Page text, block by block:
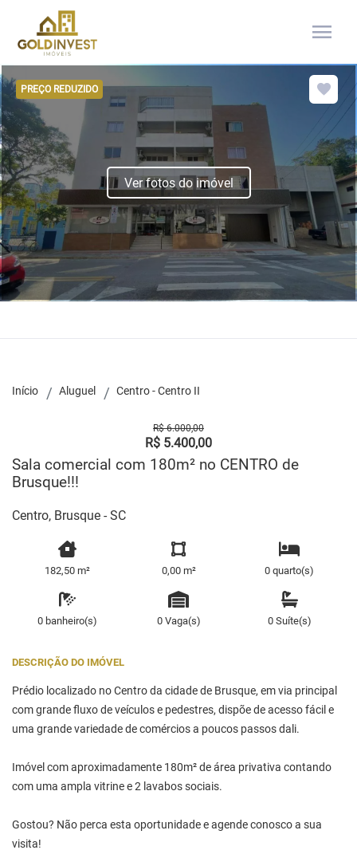
menu
PREÇO REDUZIDO
Ver fotos do imóvel
Início Aluguel Centro - Centro II
R$ 6.000,00
R$ 5.400,00
Sala comercial com 180m² no CENTRO de
Brusque!!!
Centro, Brusque - SC
182,50 m² 0,00 m² 0 quarto(s)
0 banheiro(s) 0 Vaga(s) 0 Suíte(s)
DESCRIÇÃO DO IMÓVEL
Prédio localizado no Centro da cidade de Brusque, em via principal
com grande fluxo de veículos e pedestres, dispõe de acesso fácil e
uma grande variedade de comércios a poucos passos dali.
Imóvel com aproximadamente 180m² de área privativa contando
com uma ampla vitrine e 2 lavabos sociais.
Gostou? Não perca esta oportunidade e agende conosco a sua
visita!